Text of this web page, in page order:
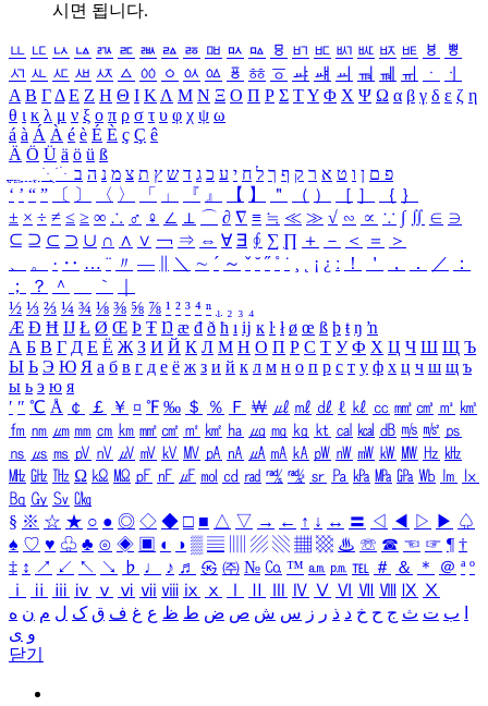
시면 됩니다.
ㅥ ㅦ ㅧ ㅨ ㅩ ㅪ ㅫ ㅬ ㅭ ㅮ ㅯ ㅰ ㅱ ㅲ ㅳ ㅴ ㅵ ㅶ ㅷ ㅸ
ㅹ
ㅺ ㅻ ㅼ ㅽ ㅾ ㅿ ㆀ ㆁ ㆂ ㆃ ㆄ ㆅ ㆆ ㆇ ㆈ ㆉ ㆊ ㆋ ㆌ ㆍ
ㆎ
Α Β ΓΔ Ε Ζ Η Θ Ι ΚΛ Μ Ν Ξ Ο Π Ρ Σ ΤΥ Φ Χ Ψ Ω α β γ δ ε ζ η
θ ι κ λ μ ν ξ ο π ρ σ τ υ φ χ ψ ω
á à Á À é è É È ç Ç ê
Ä Ö Ü ä ö ü ß
ִֶֹ ֻּ ׁׂ פ ם ן ו ט א ר ק ף ך ל ח י ע כ ג ד ש ץ ת צ מ נ ה ב
‘ ’ “ ” 〔 〕 〈 〉 「 」 『 』 【 】 ＂ （ ） ［ ］ ｛ ｝
± × ÷ ≠ ≤ ≥ ∞ ∴ ♂ ♀ ∠ ⊥ ⌒ ∂ ∇ ≡ ≒ ≪ ≫ √ ∽ ∝ ∵ ∫ ∬ ∈ ∋
⊆ ⊇ ⊂ ⊃ ∪ ∩ ∧ ∨ ￢ ⇒ ⇔ ∀ ∃ ∮ ∑ ∏ ＋ － ＜ ＝
＞
、
。 · ‥ … ¨ 〃 ― ＼ ∼ ´ ～ ˇ ˘ ˝ ˚ ˙ ¸ ¡ ¿ ː ！ ＇ ， ． ／
：
；
？ ＾ ｀
½ ⅓ ⅔ ¼ ¾ ⅛ ⅜ ⅝ ⅞ ¹ ² ³ ⁴ ⁿ ₁ ₂ ₃ ₄
Æ Ð Ħ Ĳ Ł Ø Œ Þ Ŧ Ŋ æ đ ð ħ ı ĳ ĸ ŀ ł ø œ ß þ ŧ ŋ ŉ
А Б В Г Д Е Ё Ж З И Й К Л М Н О П Р С Т У Ф Х Ц Ч Ш Щ Ъ
Ы Ь Э Ю Я а б в г д е ё ж з и й к л м н о п р с т у ф х ц ч ш щ ъ
ы ь э ю я
′ ″ ℃ Å ￠ ￡ ￥ ¤ ℉ ‰ ＄ ％ Ｆ ￦ ㎕ ㎖ ㎗ ℓ ㎘ ㏄ ㎣ ㎤ ㎥ ㎦
㎙ ㎚ ㎛ ㎜ ㎝ ㎞ ㎟ ㎠ ㎡ ㎢ ㏊ ㎍ ㎎ ㎏ ㏏ ㎈ ㎉ ㏈ ㎧ ㎨ ㎰
㎱ ㎲ ㎳ ㎴ ㎵ ㎶ ㎷ ㎸ ㎹ ㎀ ㎁ ㎂ ㎃ ㎄ ㎺ ㎻ ㎽ ㎾ ㎿ ㎐ ㎑
㎒ ㎓ ㎔ Ω ㏀ ㏁ ㎊ ㎋ ㎌ ㏖ ㏅ ㎭ ㎮ ㎯ ㏛ ㎩ ㎪ ㎫ ㎬ ㏝ ㏐
㏓
㏃ ㏉ ㏜ ㏆
§ ※ ☆ ★ ○ ● ◎ ◇ ◆ □ ■ △ ▽ → ← ↑ ↓ ↔ 〓 ◁ ◀ ▷ ▶ ♤
♠ ♡ ♥ ♧ ♣ ⊙ ◈ ▣ ◐ ◑ ▒ ▤ ▨ ▧ ▦ ▩ ♨ ☏ ☎ ☜ ☞ ¶ †
‡ ↕ ↗ ↙ ↖ ↘ ♭ ♩ ♪ ♬ ㉿ ㈜ № ㏇ ™ ㏂ ㏘ ℡ ＃ ＆ ＊ ＠ ª º
ⅰ
ⅱ ⅲ ⅳ ⅴ ⅵ ⅶ ⅷ ⅸ ⅹ Ⅳ Ⅴ Ⅵ Ⅶ Ⅷ Ⅸ Ⅹ
ب ت ث ج ح خ د ذ ر ز س ش ص ض ط ظ ع غ ف ق ک ل م ن ه
و ی
닫기